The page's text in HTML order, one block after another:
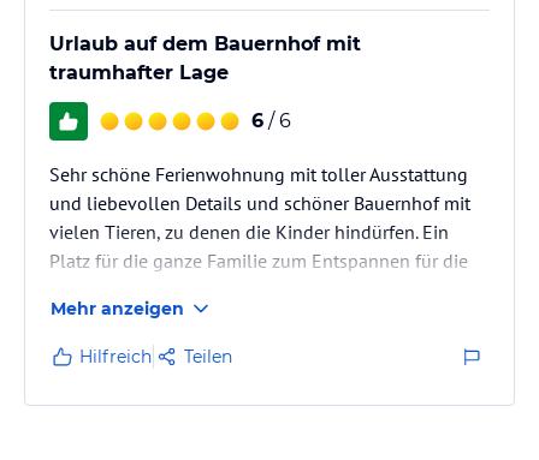
Urlaub auf dem Bauernhof mit
traumhafter Lage
6 / 6
Sehr schöne Ferienwohnung mit toller Ausstattung
und liebevollen Details und schöner Bauernhof mit
vielen Tieren, zu denen die Kinder hindürfen. Ein
Platz für die ganze Familie zum Entspannen für die
schöne Ausflugsmöglichkeiten im Schwarzwald.
Ayurveda-Massage, Wanderritt mit den Ponys,
selbstgemachte Marmelade, frische Eier direkt vom
Mehr anzeigen
Hilfreich Teilen